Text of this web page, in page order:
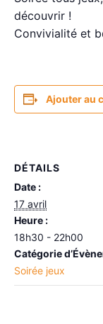
découvrir !
Convivialité et
Ajouter au
DÉTAILS
Date :
17 avril
Heure :
18h30 - 22h00
Catégorie
Soirée jeux